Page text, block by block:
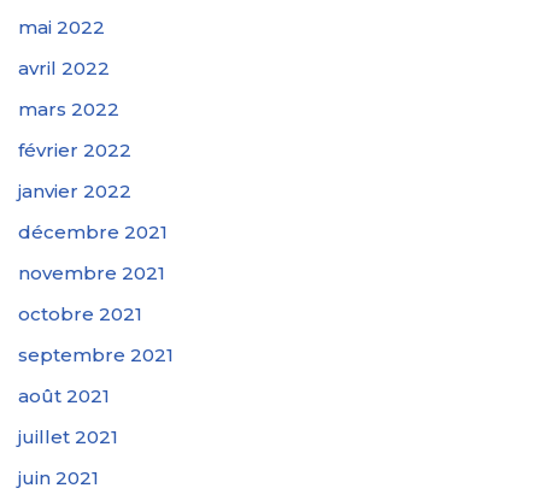
mai 2022
avril 2022
mars 2022
février 2022
janvier 2022
décembre 2021
novembre 2021
octobre 2021
septembre 2021
août 2021
juillet 2021
juin 2021